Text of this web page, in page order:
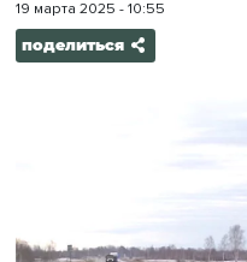
19 марта 2025 - 10:55
поделиться